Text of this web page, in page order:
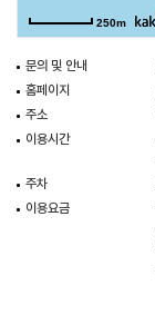
250m
문의 및 안내
홈페이지
주소
이용시간
주차
이용요금